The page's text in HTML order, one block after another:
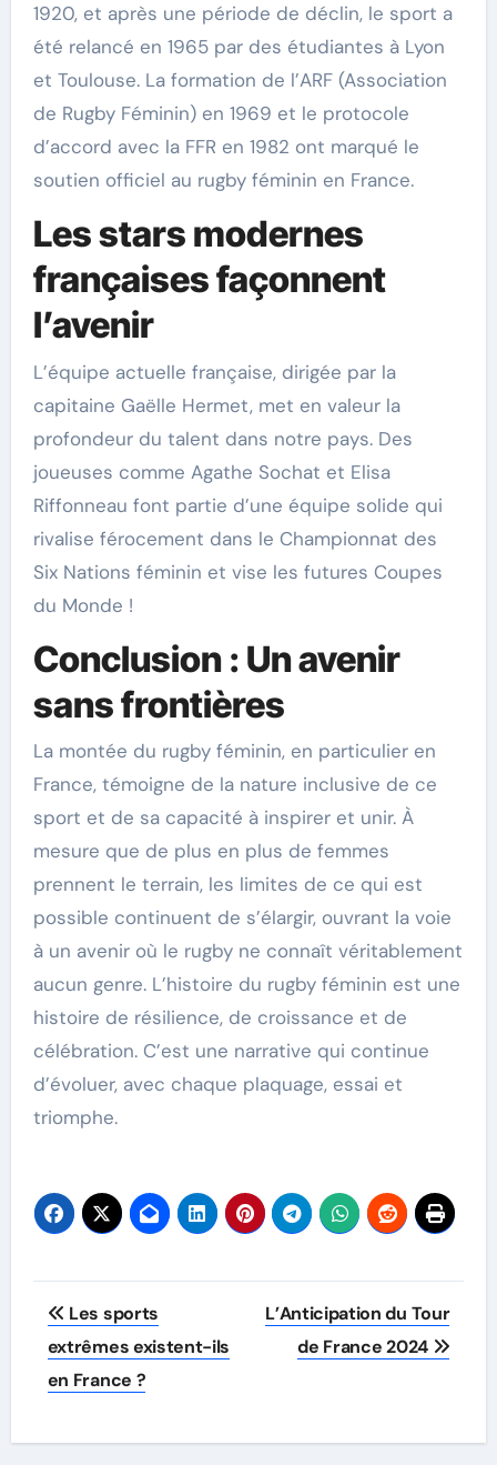
1920, et après une période de déclin, le sport a
été relancé en 1965 par des étudiantes à Lyon
et Toulouse. La formation de l’ARF (Association
de Rugby Féminin) en 1969 et le protocole
d’accord avec la FFR en 1982 ont marqué le
soutien officiel au rugby féminin en France.
Les stars modernes
françaises façonnent
l’avenir
L’équipe actuelle française, dirigée par la
capitaine Gaëlle Hermet, met en valeur la
profondeur du talent dans notre pays. Des
joueuses comme Agathe Sochat et Elisa
Riffonneau font partie d’une équipe solide qui
rivalise férocement dans le Championnat des
Six Nations féminin et vise les futures Coupes
du Monde !
Conclusion : Un avenir
sans frontières
La montée du rugby féminin, en particulier en
France, témoigne de la nature inclusive de ce
sport et de sa capacité à inspirer et unir. À
mesure que de plus en plus de femmes
prennent le terrain, les limites de ce qui est
possible continuent de s’élargir, ouvrant la voie
à un avenir où le rugby ne connaît véritablement
aucun genre. L’histoire du rugby féminin est une
histoire de résilience, de croissance et de
célébration. C’est une narrative qui continue
d’évoluer, avec chaque plaquage, essai et
triomphe.
Post
navigation
Les sports
extrêmes existent-ils
en France ?
L’Anticipation du Tour
de France 2024